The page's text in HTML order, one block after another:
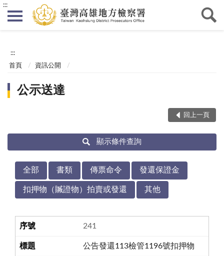
:::
:::
首頁 資訊公開
公示送達
回上一頁
顯示條件查詢
全部 書類 傳票命令 發還保證金
扣押物（贓證物）拍賣或發還 其他
241
公告發還113檢管1196號扣押物